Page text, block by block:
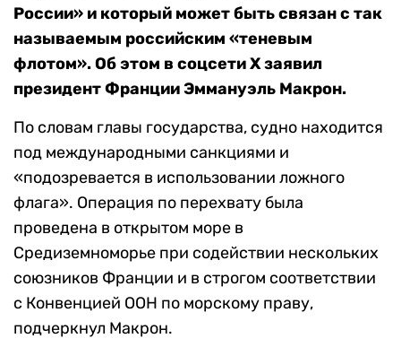
России» и который может быть связан с так
называемым российским «теневым
флотом». Об этом в соцсети X заявил
президент Франции Эммануэль Макрон.
По словам главы государства, судно находится
под международными санкциями и
«подозревается в использовании ложного
флага». Операция по перехвату была
проведена в открытом море в
Средиземноморье при содействии нескольких
союзников Франции и в строгом соответствии
с Конвенцией ООН по морскому праву,
подчеркнул Макрон.